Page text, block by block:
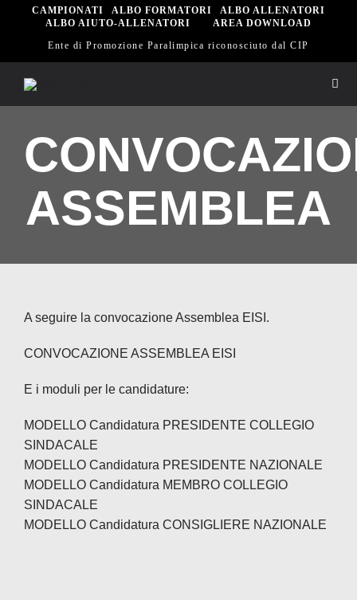
contenutoEnte di Promozione Paralimpica riconosciuto dal CIP
CAMPIONATI ALBO FORMATORI
ALBO ALLENATORI
ALBO AIUTO-ALLENATORI
AREA DOWNLOAD
ASSEMBLEA
A seguire la convocazione Assemblea EISI.
CONVOCAZIONE ASSEMBLEA EISI
E i moduli per le candidature:
MODELLO Candidatura PRESIDENTE COLLEGIO
SINDACALE
MODELLO Candidatura PRESIDENTE NAZIONALE
MODELLO Candidatura MEMBRO COLLEGIO
SINDACALE
MODELLO Candidatura CONSIGLIERE NAZIONALE